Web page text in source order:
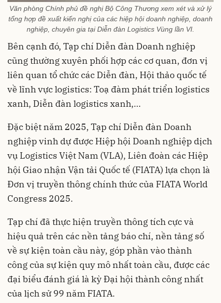
Văn phòng Chính phủ đề nghị Bộ Công Thương xem xét và xử lý
tổng hợp đề xuất kiến nghị của các hiệp hội doanh nghiệp, doanh
nghiệp, chuyên gia tại Diễn đàn Logistics Vùng lần VI.
Bên cạnh đó, Tạp chí Diễn đàn Doanh nghiệp
cũng thường xuyên phối hợp các cơ quan, đơn vị
liên quan tổ chức các Diễn đàn, Hội thảo quốc tế
về lĩnh vực logistics: Toạ đàm phát triển logistics
xanh, Diễn đàn logistics xanh,…
Đặc biệt năm 2025, Tạp chí Diễn đàn Doanh
nghiệp vinh dự được Hiệp hội Doanh nghiệp dịch
vụ Logistics Việt Nam (VLA), Liên đoàn các Hiệp
hội Giao nhận Vận tải Quốc tế (FIATA) lựa chọn là
Đơn vị truyền thông chính thức của FIATA World
Congress 2025.
Tạp chí đã thực hiện truyền thông tích cực và
hiệu quả trên các nền tảng báo chí, nền tảng số
về sự kiện toàn cầu này, góp phần vào thành
công của sự kiện quy mô nhất toàn cầu, được các
đại biểu đánh giá là kỳ Đại hội thành công nhất
của lịch sử 99 năm FIATA.